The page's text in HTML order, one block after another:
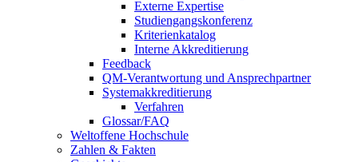
Externe Expertise
Studiengangskonferenz
Kriterienkatalog
Interne Akkreditierung
Feedback
QM-Verantwortung und Ansprechpartner
Systemakkreditierung
Verfahren
Glossar/FAQ
Weltoffene Hochschule
Zahlen & Fakten